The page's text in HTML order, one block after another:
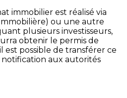
immobilier est réalisé via
ou une autre
plusieurs investisseurs,
obtenir le permis de
est possible de transférer ce
notification aux autorités